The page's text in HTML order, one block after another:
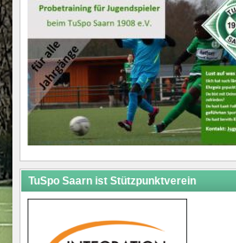
TuSpo Saarn ist Stützpunktverein